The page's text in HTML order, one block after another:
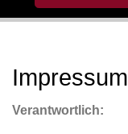
Impressum
Verantwortlich: